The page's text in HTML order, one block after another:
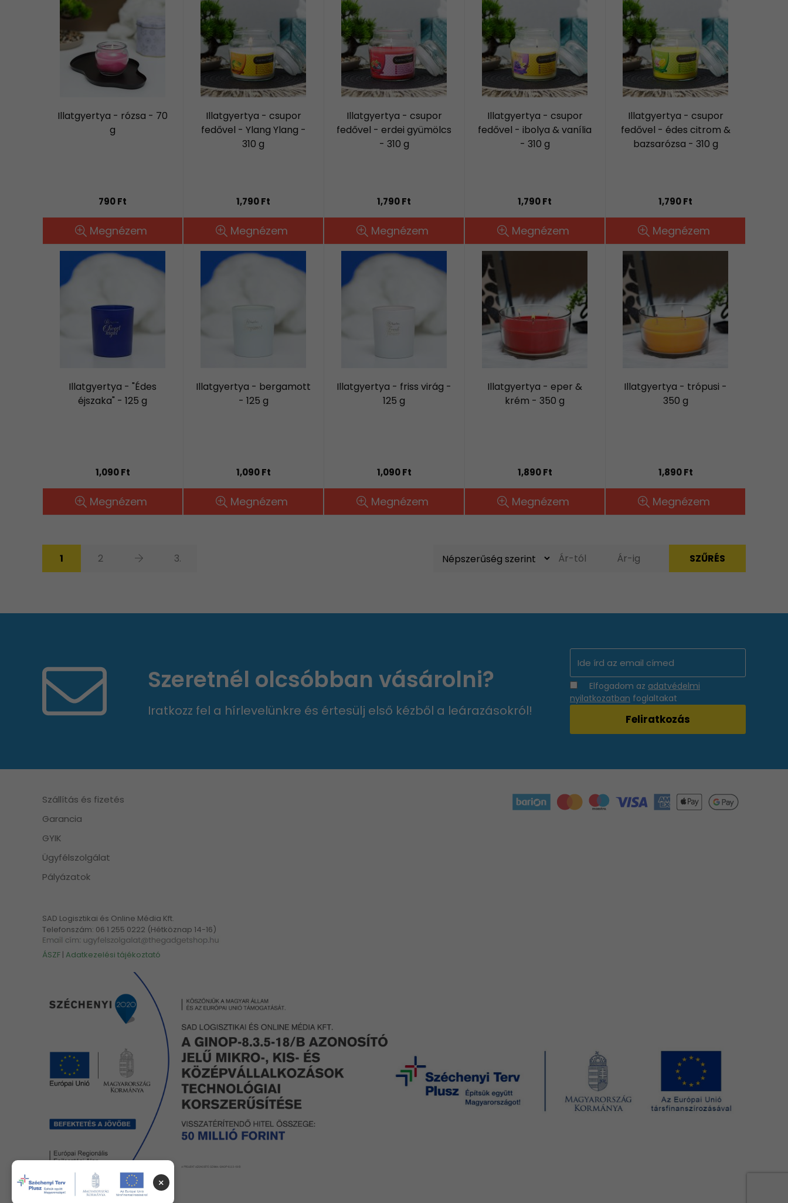
Illatgyertya - rózsa - 70
g
790 Ft
Megnézem
Illatgyertya - csupor
fedővel - Ylang Ylang -
310 g
1,790 Ft
Megnézem
Illatgyertya - csupor
fedővel - erdei gyümölcs
- 310 g
1,790 Ft
Megnézem
Illatgyertya - csupor
fedővel - ibolya & vanília
- 310 g
1,790 Ft
Megnézem
Illatgyertya - csupor
fedővel - édes citrom &
bazsarózsa - 310 g
1,790 Ft
Megnézem
Illatgyertya - "Édes
éjszaka" - 125 g
1,090 Ft
Megnézem
Illatgyertya - bergamott
- 125 g
1,090 Ft
Megnézem
Illatgyertya - friss virág -
125 g
1,090 Ft
Megnézem
Illatgyertya - eper &
krém - 350 g
1,890 Ft
Megnézem
Illatgyertya - trópusi -
350 g
1,890 Ft
Megnézem
1 2 3.
Szeretnél olcsóbban vásárolni?
Iratkozz fel a hírlevelünkre és értesülj első kézből a leárazásokról!
Elfogadom az adatvédelmi
nyilatkozatban foglaltakat
Szállítás és fizetés
Garancia
GYIK
Ügyfélszolgálat
Pályázatok
SAD Logisztikai és Online Média Kft.
Telefonszám: 06 1 255 0222 (Hétköznap 14-16)
ÁSZF | Adatkezelési tájékoztató
×